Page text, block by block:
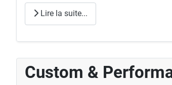
Lire la suite...
Custom &